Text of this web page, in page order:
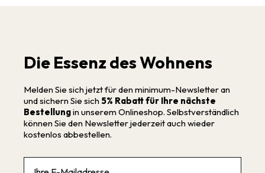
Die Essenz des Wohnens
Melden Sie sich jetzt für den minimum-Newsletter an
und sichern Sie sich 5% Rabatt für Ihre nächste
Bestellungin unserem Onlineshop. Selbstverständlich
können Sie den Newsletter jederzeit auch wieder
kostenlos abbestellen.